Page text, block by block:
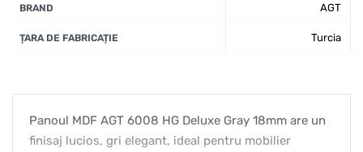
BRAND AGT
ȚARA DE FABRICAȚIE Turcia
Panoul MDF AGT 6008 HG Deluxe Gray 18mm are un
finisaj lucios, gri elegant, ideal pentru mobilier